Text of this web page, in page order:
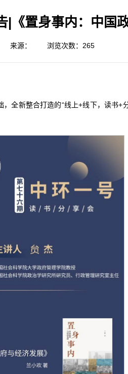
《置身事内：中国
来源： 浏览次数： 265
全新整合打造的“线上+线下，读书